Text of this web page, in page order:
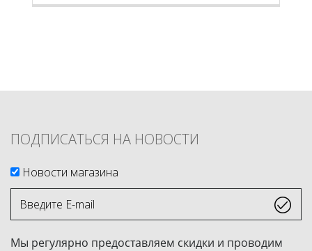
ПОДПИСАТЬСЯ НА НОВОСТИ
Новости магазина
Мы регулярно предоставляем скидки и проводим